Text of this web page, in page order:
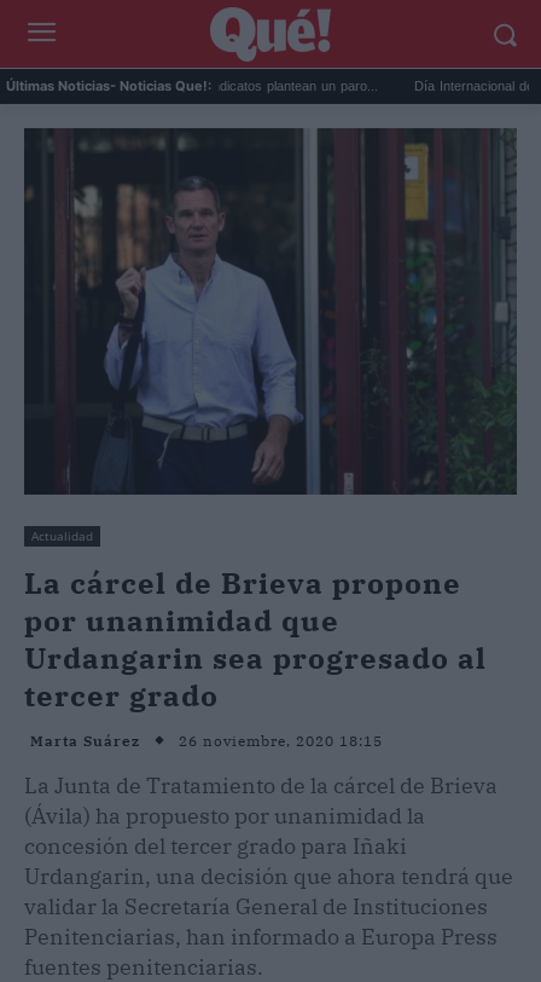
Últimas Noticias- Noticias Que!:
Huelga de médicos: los sindicatos plantean un paro... Día Internacional de la
Actualidad
La cárcel de Brieva propone
por unanimidad que
Urdangarin sea progresado al
tercer grado
Marta Suárez 26 noviembre, 2020 18:15
La Junta de Tratamiento de la cárcel de Brieva
(Ávila) ha propuesto por unanimidad la
concesión del tercer grado para Iñaki
Urdangarin, una decisión que ahora tendrá que
validar la Secretaría General de Instituciones
Penitenciarias, han informado a Europa Press
fuentes penitenciarias.